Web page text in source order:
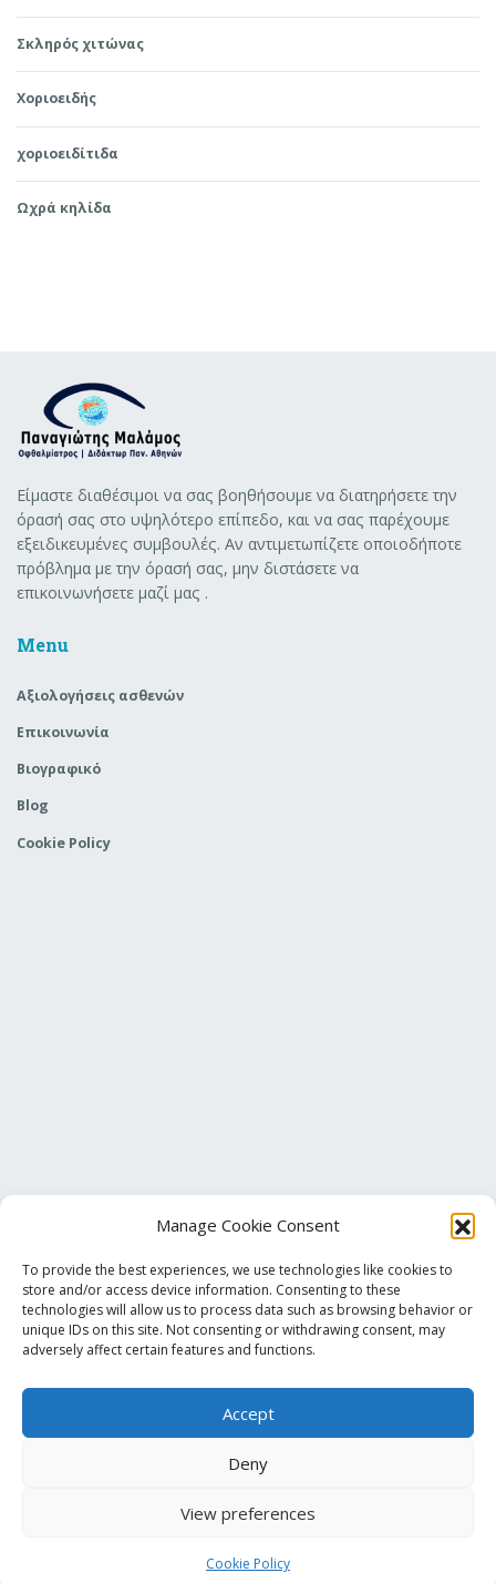
Manage Cookie Consent
To provide the best experiences, we use technologies like cookies to
store and/or access device information. Consenting to these
technologies will allow us to process data such as browsing behavior or
unique IDs on this site. Not consenting or withdrawing consent, may
adversely affect certain features and functions.
Accept
Deny
View preferences
Cookie Policy
Σκληρός χιτώνας
Χοριοειδής
χοριοειδίτιδα
Ωχρά κηλίδα
Είμαστε διαθέσιμοι να σας βοηθήσουμε να διατηρήσετε την
όρασή σας στο υψηλότερο επίπεδο, και να σας παρέχουμε
εξειδικευμένες συμβουλές. Αν αντιμετωπίζετε οποιοδήποτε
πρόβλημα με την όρασή σας, μην διστάσετε να
επικοινωνήσετε μαζί μας .
Menu
Aξιολογήσεις ασθενών
Επικοινωνία
Βιογραφικό
Blog
Cookie Policy
Τηλ. Επικοινωνίας
+30 213 033 6501
info@pmalamos.gr
All Rights Reserved. | Created by